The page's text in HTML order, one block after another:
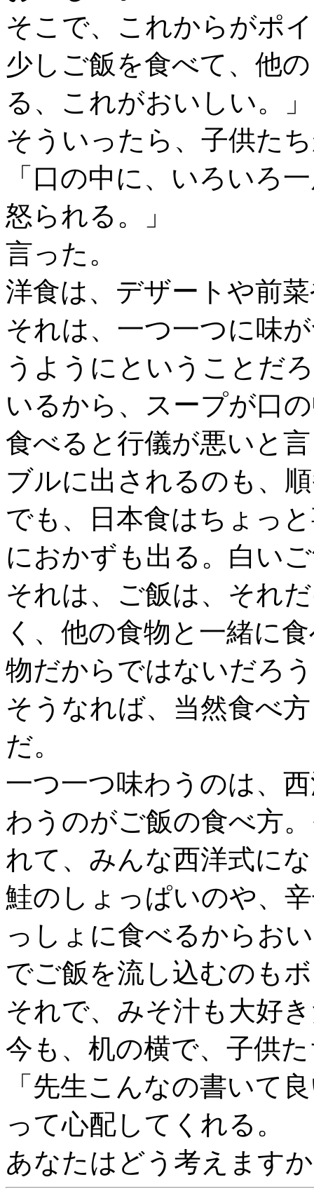
そこで、これからがポ
少しご飯を食べて、他
る、これがおいしい。」
そういったら、子供た
「口の中に、いろいろ
怒られる。」
言った。
洋食は、デザートや前
それは、一つ一つに味
うようにということだ
いるから、スープが口
食べると行儀が悪いと
ブルに出されるのも、
でも、日本食はちょっ
におかずも出る。白い
それは、ご飯は、それ
く、他の食物と一緒に
物だからではないだろ
そうなれば、当然食べ
だ。
一つ一つ味わうのは、
わうのがご飯の食べ方
れて、みんな西洋式に
鮭のしょっぱいのや、
っしょに食べるからお
でご飯を流し込むのも
それで、みそ汁も大好
今も、机の横で、子供
「先生こんなの書いて
って心配してくれる。
あなたはどう考えます